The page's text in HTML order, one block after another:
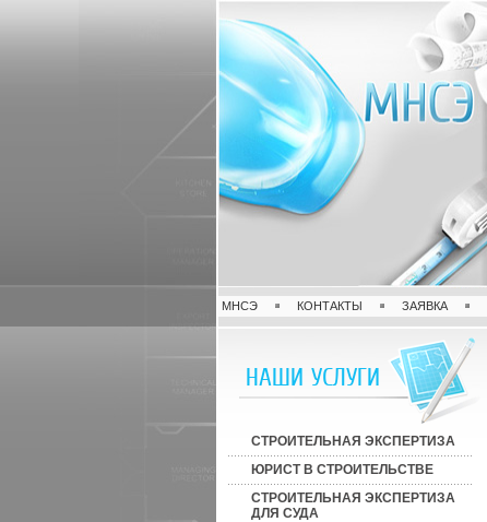
МНСЭ КОНТАКТЫ ЗАЯВКА
НАШИ УСЛУГИ
СТРОИТЕЛЬНАЯ ЭКСПЕРТИЗА
ЮРИСТ В СТРОИТЕЛЬСТВЕ
СТРОИТЕЛЬНАЯ ЭКСПЕРТИЗА
ДЛЯ СУДА